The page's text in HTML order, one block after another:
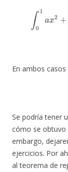
x
En ambos
Se podría tener
cómo se obtuvo
embargo,
ejercicios. Por
al teorema de